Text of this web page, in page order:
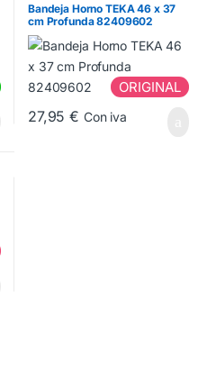
Bandeja Horno TEKA 46 x 37
cm Profunda 82409602
ORIGINAL
27,95€ Con iva